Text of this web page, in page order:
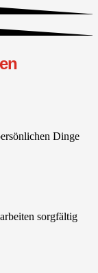
Dinge
sorgfältig